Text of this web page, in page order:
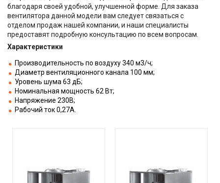
благодаря своей удобной, улучшенной форме. Для заказа
вентилятора данной модели вам следует связаться с
отделом продаж нашей компании, и наши специалисты
предоставят подробную консультацию по всем вопросам.
Характеристики
Производительность по воздуху 340 м3/ч;
Диаметр вентиляционного канала 100 мм;
Уровень шума 63 дБ;
Номинальная мощность 62 Вт;
Напряжение 230В;
Рабочий ток 0,27А.